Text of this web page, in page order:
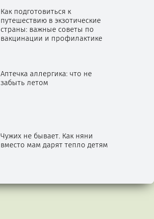
Как подготовиться к
путешествию в экзотические
страны: важные советы по
вакцинации и профилактике
Аптечка аллергика: что не
забыть летом
Чужих не бывает. Как няни
вместо мам дарят тепло детям